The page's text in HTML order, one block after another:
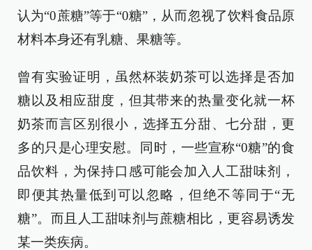
认为“0蔗糖”等于“0糖”，从而忽视了饮料食品原
材料本身还有乳糖、果糖等。
曾有实验证明，虽然杯装奶茶可以选择是否加
糖以及相应甜度，但其带来的热量变化就一杯
奶茶而言区别很小，选择五分甜、七分甜，更
多的只是心理安慰。同时，一些宣称“0糖”的食
品饮料，为保持口感可能会加入人工甜味剂，
即便其热量低到可以忽略，但绝不等同于“无
糖”。而且人工甜味剂与蔗糖相比，更容易诱发
某一类疾病。